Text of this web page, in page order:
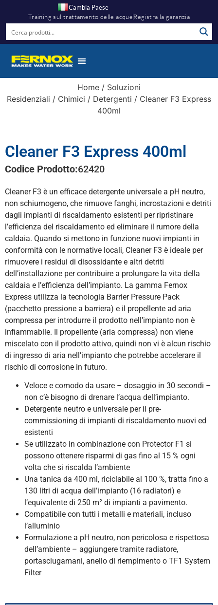
Cambia Paese
Training sul trattamento delle acqueRegistra la garanzia
Home / Soluzioni
Residenziali / Chimici / Detergenti / Cleaner F3 Express
400ml
Cleaner F3 Express 400ml
Codice Prodotto:62420
Cleaner F3 è un efficace detergente universale a pH neutro,
non schiumogeno, che rimuove fanghi, incrostazioni e detriti
dagli impianti di riscaldamento esistenti per ripristinare
l’efficienza del riscaldamento ed eliminare il rumore della
caldaia. Quando si mettono in funzione nuovi impianti in
conformità con le normative locali, Cleaner F3 è ideale per
rimuovere i residui di disossidante e altri detriti
dell’installazione per contribuire a prolungare la vita della
caldaia e l’efficienza dell’impianto. La gamma Fernox
Express utilizza la tecnologia Barrier Pressure Pack
(pacchetto pressione a barriera) e il propellente ad aria
compressa per introdurre il prodotto nell’impianto non è
infiammabile. Il propellente (aria compressa) non viene
miscelato con il prodotto attivo, quindi non vi è alcun rischio
di ingresso di aria nell’impianto che potrebbe accelerare il
rischio di corrosione in futuro.
Veloce e comodo da usare – dosaggio in 30 secondi –
non c’è bisogno di drenare l’acqua dell’impianto.
Detergente neutro e universale per il pre-
commissioning di impianti di riscaldamento nuovi ed
esistenti
Se utilizzato in combinazione con Protector F1 si
possono ottenere risparmi di gas fino al 15 % ogni
volta che si riscalda l’ambiente
Una tanica da 400 ml, riciclabile al 100 %, tratta fino a
130 litri di acqua dell’impianto (16 radiatori) e
l’equivalente di 250 m² di impianti a pavimento.
Compatibile con tutti i metalli e materiali, incluso
l’alluminio
Formulazione a pH neutro, non pericolosa e rispettosa
dell’ambiente – aggiungere tramite radiatore,
portasciugamani, anello di riempimento o TF1 System
Filter